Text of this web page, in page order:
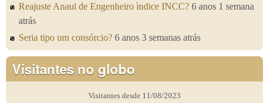
Reajuste Anaul de Engenheiro ìndice INCC? 6 anos 1 semana
atrás
Seria tipo um consórcio? 6 anos 3 semanas atrás
Visitantes no globo
Visitantes desde 11/08/2023